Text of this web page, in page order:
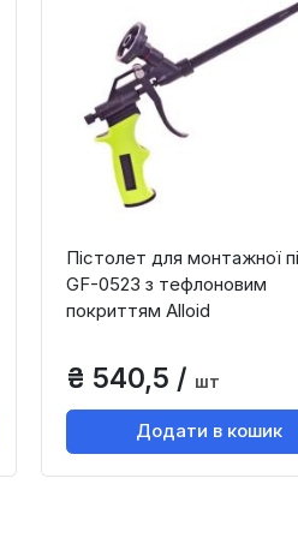
Пістолет для монтажної
GF-0523 з тефлоновим
покриттям Alloid
₴ 540,5 / шт
Додати в кошик